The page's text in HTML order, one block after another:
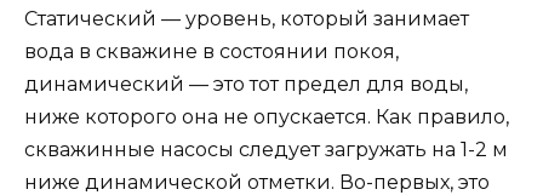
Статический — уровень, который занимает
вода в скважине в состоянии покоя,
динамический — это тот предел для воды,
ниже которого она не опускается. Как правило,
скважинные насосы следует загружать на 1-2 м
ниже динамической отметки. Во-первых, это